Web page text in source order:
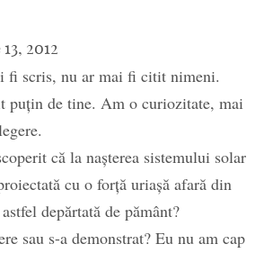
2012
fi scris, nu ar mai fi citit nimeni.
puțin de tine. Am o curiozitate, mai
că la nașterea sistemului solar
cu o forță uriașă afară din
depărtată de pământ?
sau s-a demonstrat? Eu nu am cap